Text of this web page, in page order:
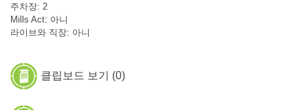
주차장: 2
Mills Act: 아니
라이브와 직장: 아니
클립보드 보기 (0)